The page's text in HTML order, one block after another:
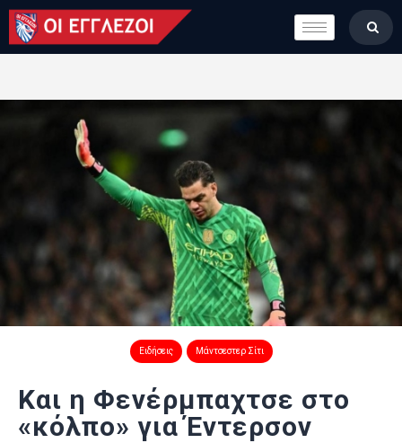
LONDON CALLING
ΚΑΤΗΓΟΡΙΕΣ
ΒΑΘΜΟΛΟΓΙΕΣ
ΟΜΑΔΕΣ
ΠΟΙΟΙ ΕΙΜΑΣΤΕ
Ειδήσεις Μάντσεστερ Σίτι
Και η Φενέρμπαχτσε στο
«κόλπο» για Έντερσον